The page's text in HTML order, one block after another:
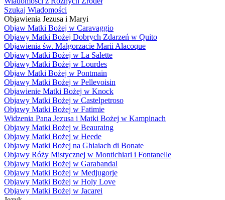
Szukaj Wiadomości
Objawienia Jezusa i Maryi
Objaw Matki Bożej w Caravaggio
Objawy Matki Bożej Dobrych Zdarzeń w Quito
Objawienia św. Małgorzacie Marii Alacoque
Objawy Matki Bożej w La Salette
Objawy Matki Bożej w Lourdes
Objaw Matki Bożej w Pontmain
Objawy Matki Bożej w Pellevoisin
Objawienie Matki Bożej w Knock
Objawy Matki Bożej w Castelpetroso
Objawy Matki Bożej w Fatimie
Widzenia Pana Jezusa i Matki Bożej w Kampinach
Objawy Matki Bożej w Beauraing
Objawy Matki Bożej w Heede
Objawy Matki Bożej na Ghiaiach di Bonate
Objawy Róży Mistycznej w Montichiari i Fontanelle
Objawy Matki Bożej w Garabandal
Objawy Matki Bożej w Medjugorje
Objawy Matki Bożej w Holy Love
Objawy Matki Bożej w Jacarei